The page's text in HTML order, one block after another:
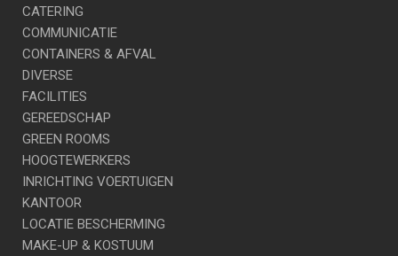
CATERING
COMMUNICATIE
CONTAINERS & AFVAL
DIVERSE
FACILITIES
GEREEDSCHAP
GREEN ROOMS
HOOGTEWERKERS
INRICHTING VOERTUIGEN
KANTOOR
LOCATIE BESCHERMING
MAKE-UP & KOSTUUM